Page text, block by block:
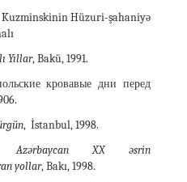
Kuzminskinin Hüzuri-şahaniyə
Yıllar, Bakü, 1991.
кровавые дни перед
, İstanbul, 1998.
Azərbaycan XX əsrin
yollar, Bakı, 1998.